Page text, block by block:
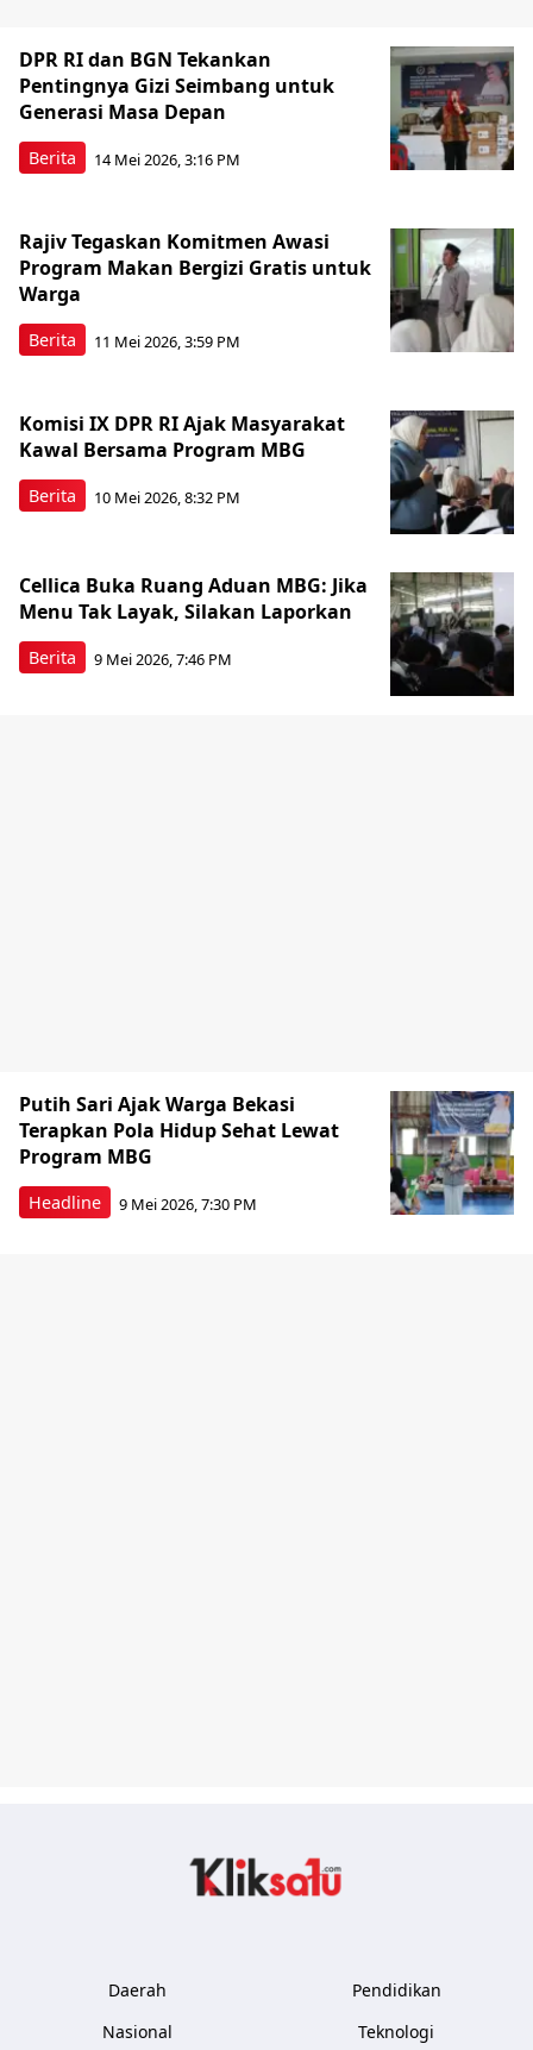
Berita
DPR RI dan BGN Tekankan
Pentingnya Gizi Seimbang untuk
Generasi Masa Depan
14 Mei 2026, 3:16 PM
Berita
Rajiv Tegaskan Komitmen Awasi
Program Makan Bergizi Gratis untuk
Warga
11 Mei 2026, 3:59 PM
Berita
Komisi IX DPR RI Ajak Masyarakat
Kawal Bersama Program MBG
10 Mei 2026, 8:32 PM
Berita
Cellica Buka Ruang Aduan MBG: Jika
Menu Tak Layak, Silakan Laporkan
9 Mei 2026, 7:46 PM
Headline
Putih Sari Ajak Warga Bekasi
Terapkan Pola Hidup Sehat Lewat
Program MBG
9 Mei 2026, 7:30 PM
Daerah
Nasional
Pendidikan
Teknologi